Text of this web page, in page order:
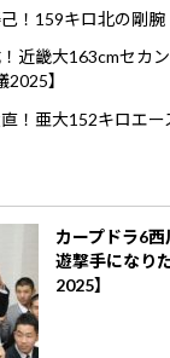
！159キロ北の剛腕
近畿大163cmセカ
】
！亜大152キロエー
カープドラ6
遊撃手になり
2025】